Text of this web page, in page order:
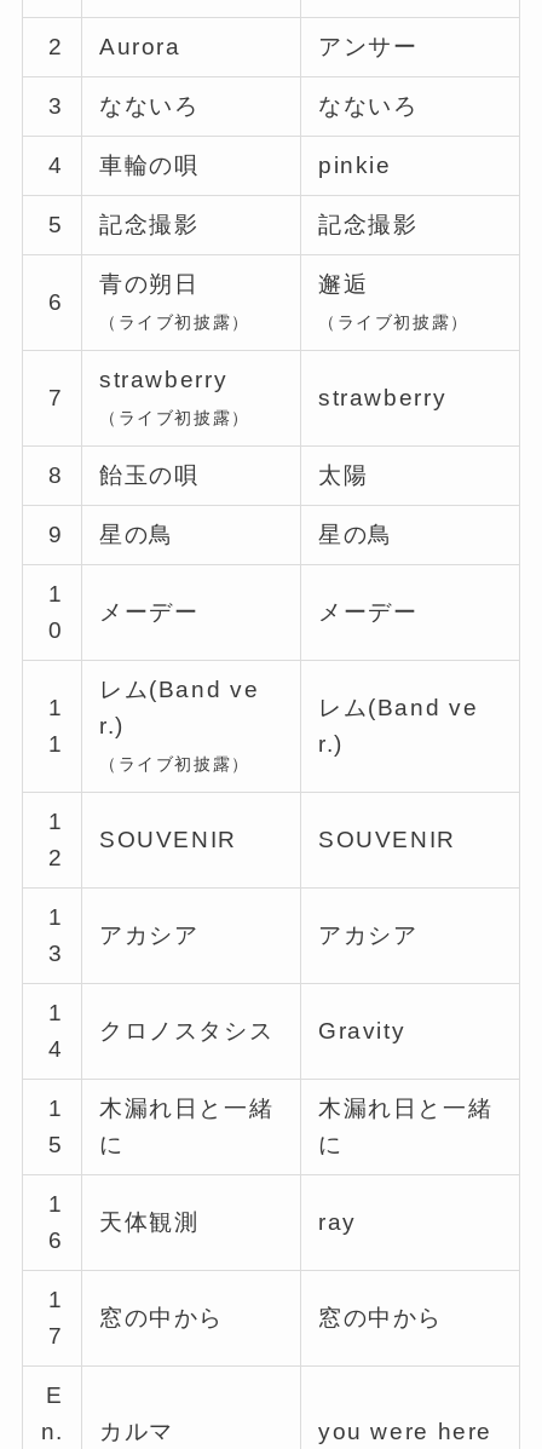
2 Aurora アンサー
3 なないろ なないろ
4 車輪の唄 pinkie
5 記念撮影 記念撮影
6
青の朔日
（ライブ初披露）
邂逅
（ライブ初披露）
7
strawberry
（ライブ初披露）
strawberry
8 飴玉の唄 太陽
9 星の鳥 星の鳥
1
0
メーデー メーデー
1
1
レム(Band ve
r.)
（ライブ初披露）
レム(Band ve
r.)
1
2
SOUVENIR SOUVENIR
1
3
アカシア アカシア
1
4
クロノスタシス Gravity
1
5
木漏れ日と一緒
に
木漏れ日と一緒
に
1
6
天体観測 ray
1
7
窓の中から 窓の中から
E
n.
カルマ you were here